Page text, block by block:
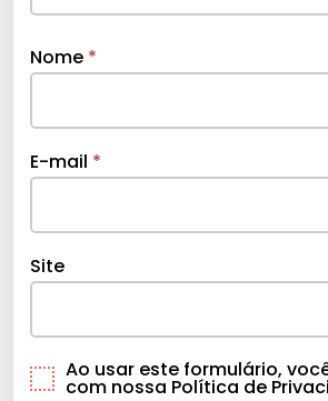
Nome *
E-mail *
Site
Ao usar este formulário,
com nossa Política de